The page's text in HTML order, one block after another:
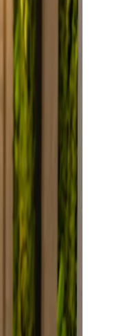
not